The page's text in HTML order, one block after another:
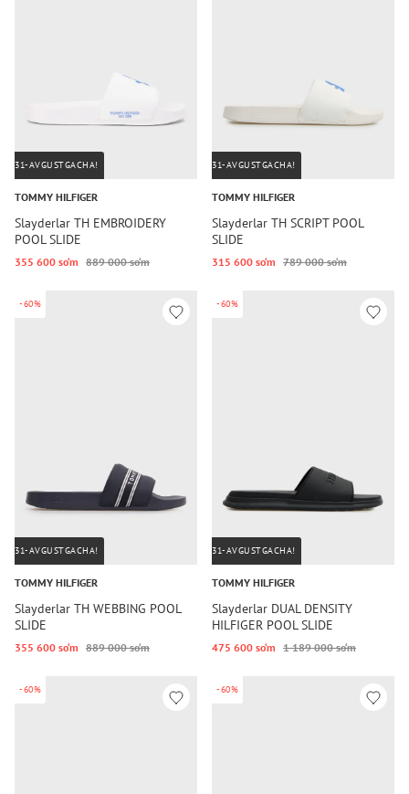
31-AVGUSTGACHA!
TOMMY HILFIGER
Slayderlar TH EMBROIDERY
POOL SLIDE
355 600 so‘m 889 000 so‘m
31-AVGUSTGACHA!
TOMMY HILFIGER
Slayderlar TH SCRIPT POOL
SLIDE
315 600 so‘m 789 000 so‘m
-60%
31-AVGUSTGACHA!
TOMMY HILFIGER
Slayderlar TH WEBBING POOL
SLIDE
355 600 so‘m 889 000 so‘m
-60%
31-AVGUSTGACHA!
TOMMY HILFIGER
Slayderlar DUAL DENSITY
HILFIGER POOL SLIDE
475 600 so‘m 1 189 000 so‘m
-60% -60%